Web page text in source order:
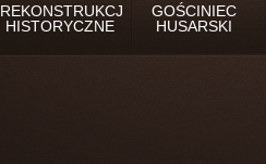
REKONSTRUKCJE
HISTORYCZNE
GOŚCINIEC
HUSARSKI